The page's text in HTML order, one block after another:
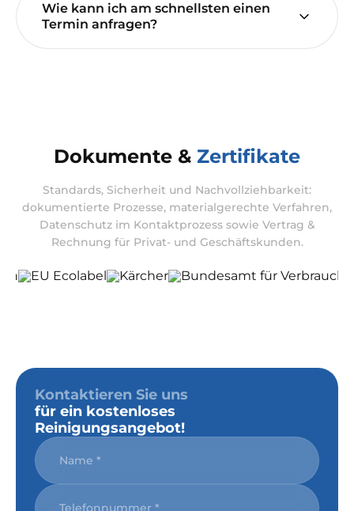
Wie kann ich am schnellsten einen
Termin anfragen?
Dokumente & Zertifikate
Standards, Sicherheit und Nachvollziehbarkeit:
dokumentierte Prozesse, materialgerechte Verfahren,
Datenschutz im Kontaktprozess sowie Vertrag &
Rechnung für Privat- und Geschäftskunden.
Kontaktieren Sie uns
für ein kostenloses
Reinigungsangebot!